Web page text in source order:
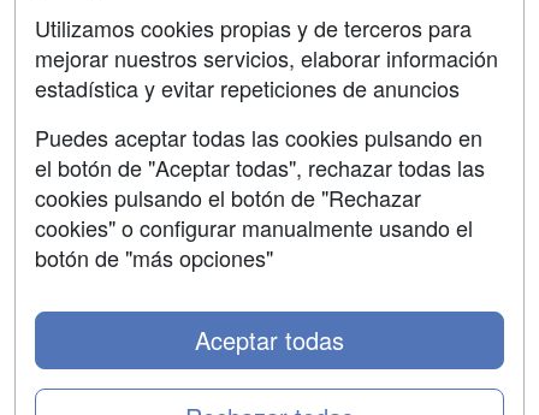
Contactar
Confidencialidad
Aviso legal
Copyleft
Utilizamos cookies propias y de terceros para
mejorar nuestros servicios, elaborar información
estadística y evitar repeticiones de anuncios
Puedes aceptar todas las cookies pulsando en
el botón de "Aceptar todas", rechazar todas las
cookies pulsando el botón de "Rechazar
cookies" o configurar manualmente usando el
botón de "más opciones"
Aceptar todas